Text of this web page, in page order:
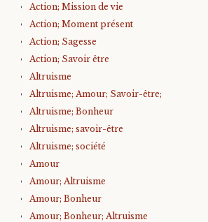
Action; Mission de vie
Action; Moment présent
Action; Sagesse
Action; Savoir être
Altruisme
Altruisme; Amour; Savoir-être;
Altruisme; Bonheur
Altruisme; savoir-être
Altruisme; société
Amour
Amour; Altruisme
Amour; Bonheur
Amour; Bonheur; Altruisme